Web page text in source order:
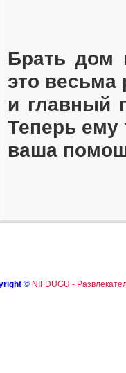
Брать дом
это весьма
и главный
Теперь ему
ваша
© NIFDUGU -